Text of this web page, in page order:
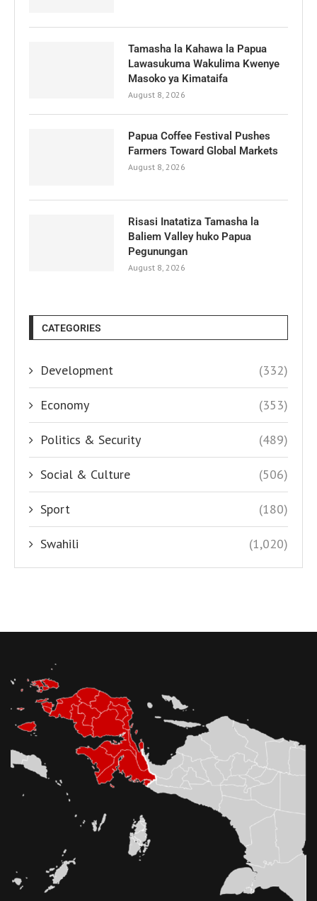
Tamasha la Kahawa la Papua
Lawasukuma Wakulima Kwenye
Masoko ya Kimataifa
August 8, 2026
Papua Coffee Festival Pushes
Farmers Toward Global Markets
August 8, 2026
Risasi Inatatiza Tamasha la
Baliem Valley huko Papua
Pegunungan
August 8, 2026
CATEGORIES
Development (332)
Economy (353)
Politics & Security (489)
Social & Culture (506)
Sport (180)
Swahili (1,020)